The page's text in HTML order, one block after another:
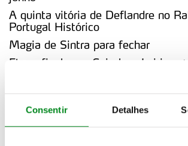
Consentir Detalhes
A quinta vitória de Deflandre no
Portugal Histórico
Magia de Sintra para fechar
Etapa final com Coimbra, Leiria e
Decisões à vista no Rally de